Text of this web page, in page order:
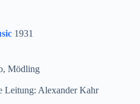
1931
Mödling
Leitung: Alexander Kahr